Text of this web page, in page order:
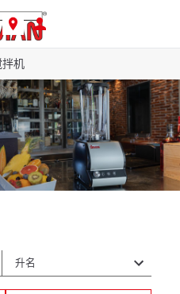
机